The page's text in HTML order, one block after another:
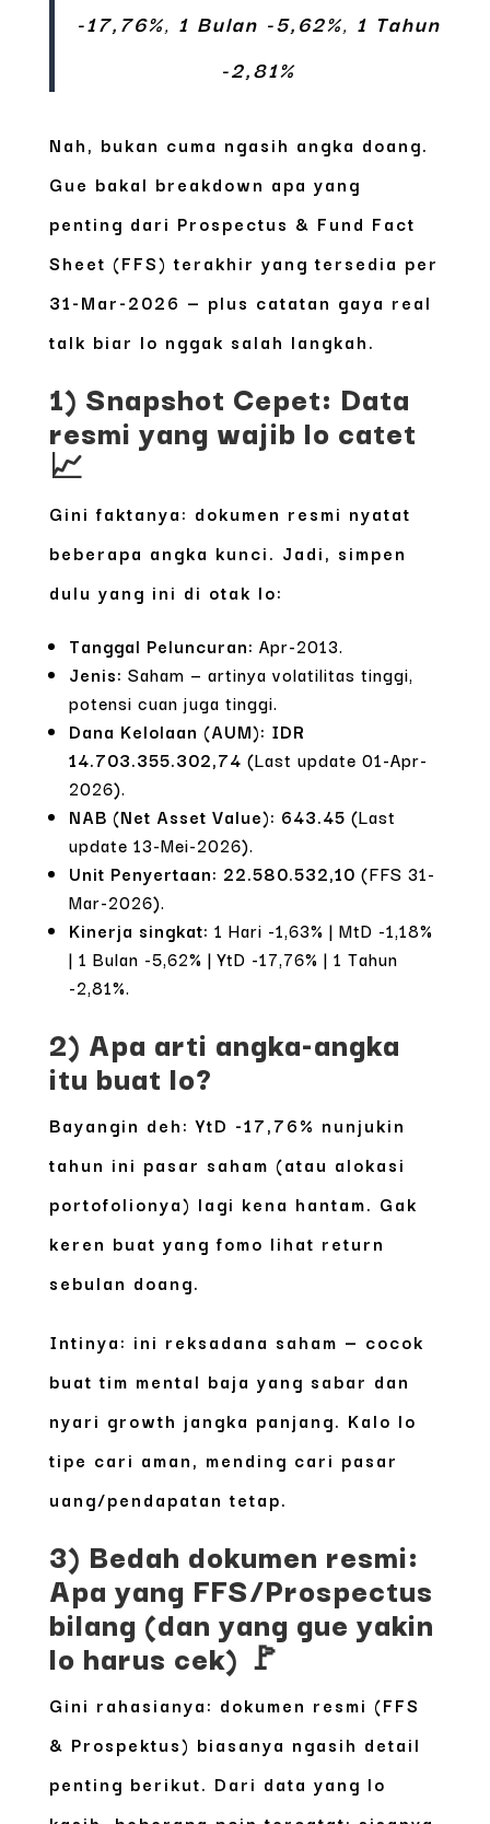
-17,76%, 1 Bulan -5,62%, 1 Tahun
-2,81%
Nah, bukan cuma ngasih angka doang.
Gue bakal breakdown apa yang
penting dari Prospectus & Fund Fact
Sheet (FFS) terakhir yang tersedia per
31-Mar-2026 — plus catatan gaya real
talk biar lo nggak salah langkah.
1) Snapshot Cepet: Data
resmi yang wajib lo catet
📈
Gini faktanya: dokumen resmi nyatat
beberapa angka kunci. Jadi, simpen
dulu yang ini di otak lo:
Tanggal Peluncuran: Apr-2013.
Jenis: Saham — artinya volatilitas tinggi,
potensi cuan juga tinggi.
Dana Kelolaan (AUM): IDR
14.703.355.302,74 (Last update 01-Apr-
2026).
NAB (Net Asset Value): 643.45 (Last
update 13-Mei-2026).
Unit Penyertaan: 22.580.532,10 (FFS 31-
Mar-2026).
Kinerja singkat: 1 Hari -1,63% | MtD -1,18%
| 1 Bulan -5,62% | YtD -17,76% | 1 Tahun
-2,81%.
2) Apa arti angka-angka
itu buat lo?
Bayangin deh:YtD -17,76% nunjukin
tahun ini pasar saham (atau alokasi
portofolionya) lagi kena hantam. Gak
keren buat yang fomo lihat return
sebulan doang.
Intinya: ini reksadana saham — cocok
buattim mental baja yang sabar dan
nyari growth jangka panjang. Kalo lo
tipe cari aman, mending cari pasar
uang/pendapatan tetap.
3) Bedah dokumen resmi:
Apa yang FFS/Prospectus
bilang (dan yang gue yakin
lo harus cek) 🚩
Gini rahasianya: dokumen resmi (FFS
& Prospektus) biasanya ngasih detail
penting berikut. Dari data yang lo